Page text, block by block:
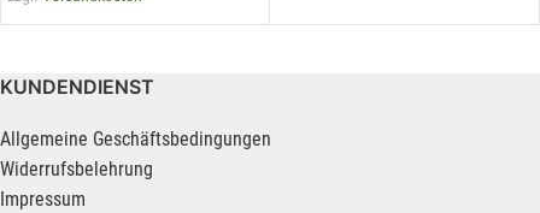
KUNDENDIENST
Allgemeine Geschäftsbedingungen
Widerrufsbelehrung
Impressum